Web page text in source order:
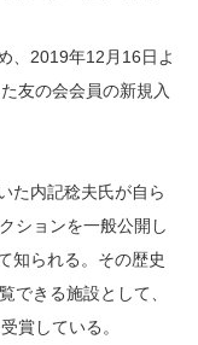
、2019年12月16日よ
友の会会員の新規入
た内記稔夫氏が自ら
ションを一般公開し
知られる。その歴史
できる施設として、
賞している。